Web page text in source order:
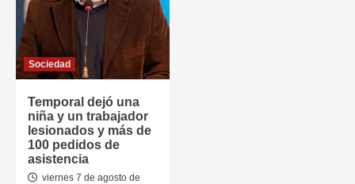
Sociedad
Temporal dejó una
niña y un trabajador
lesionados y más de
100 pedidos de
asistencia
viernes 7 de agosto de